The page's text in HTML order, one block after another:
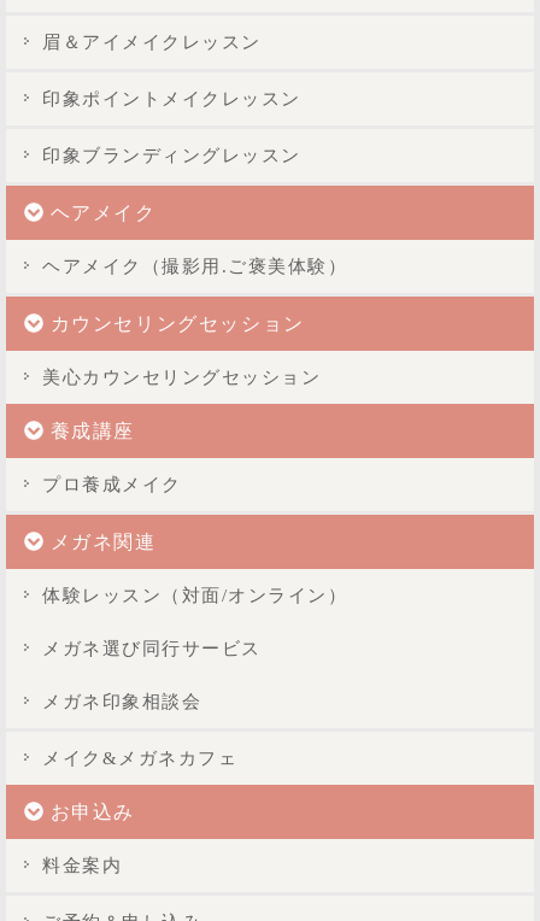
眉＆アイメイクレッスン
印象ポイントメイクレッスン
印象ブランディングレッスン
ヘアメイク
ヘアメイク（撮影用.ご褒美体験）
カウンセリングセッション
美心カウンセリングセッション
養成講座
プロ養成メイク
メガネ関連
体験レッスン（対面/オンライン）
メガネ選び同行サービス
メガネ印象相談会
メイク&メガネカフェ
お申込み
料金案内